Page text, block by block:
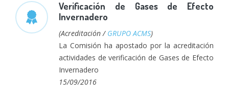
Verificación de Gases de Efecto
Invernadero
(Acreditación / GRUPO ACMS)
La Comisión ha apostado por la acreditación
actividades de verificación de Gases de Efecto
Invernadero
15/09/2016